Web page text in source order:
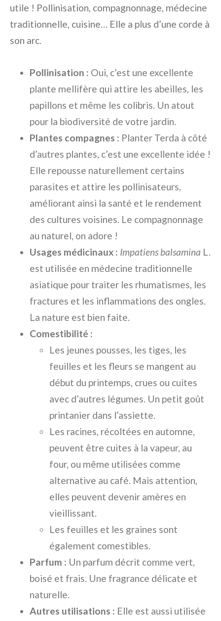
utile ! Pollinisation, compagnonnage, médecine
traditionnelle, cuisine… Elle a plus d’une corde à
son arc.
Pollinisation : Oui, c’est une excellente
plante mellifère qui attire les abeilles, les
papillons et même les colibris. Un atout
pour la biodiversité de votre jardin.
Plantes compagnes : Planter Terda à côté
d’autres plantes, c’est une excellente idée !
Elle repousse naturellement certains
parasites et attire les pollinisateurs,
améliorant ainsi la santé et le rendement
des cultures voisines. Le compagnonnage
au naturel, on adore !
Usages médicinaux : Impatiens balsamina L.
est utilisée en médecine traditionnelle
asiatique pour traiter les rhumatismes, les
fractures et les inflammations des ongles.
La nature est bien faite.
Comestibilité :
Les jeunes pousses, les tiges, les
feuilles et les fleurs se mangent au
début du printemps, crues ou cuites
avec d’autres légumes. Un petit goût
printanier dans l’assiette.
Les racines, récoltées en automne,
peuvent être cuites à la vapeur, au
four, ou même utilisées comme
alternative au café. Mais attention,
elles peuvent devenir amères en
vieillissant.
Les feuilles et les graines sont
également comestibles.
Parfum : Un parfum décrit comme vert,
boisé et frais. Une fragrance délicate et
naturelle.
Autres utilisations : Elle est aussi utilisée